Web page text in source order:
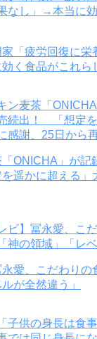
家「疲労回復に
く食品がこれら
「ONICHA」が記
遥かに超える」
永愛、こだわり
が全然違う」